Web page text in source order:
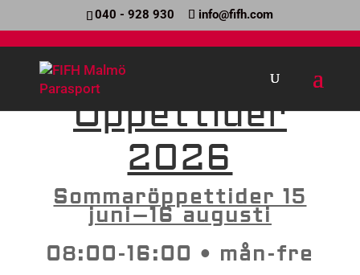
040 - 928 930 info@fifh.com
Öppettider
2026
Sommaröppettider 15
juni–16 augusti
08:00-16:00 • mån-fre